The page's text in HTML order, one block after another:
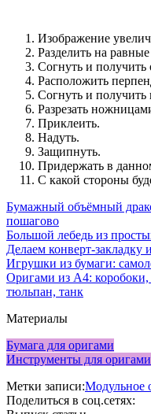
Изображение
Разделить на
Согнуть и получить
Расположить
Согнуть и получить
Разрезать
Приклеить.
Надуть.
Защипнуть.
Придержать в
С какой стороны
Бумажный объёмный
пошагово
Большой лебедь из
Делаем конверт-закладку
Игрушки из бумаги:
Оригами из А4:
тюльпан, танк
Материалы
Бумага для оригами
Инструменты для оригами
Метки записи:Модульное
Поделиться в соц.сетях: